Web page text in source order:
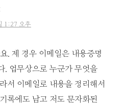
1:27 오후
. 제 경우 이메일은 내용증명
. 업무상으로 누군가 무엇을
서 이메일로 내용을 정리해서
록에도 남고 저도 문자화된